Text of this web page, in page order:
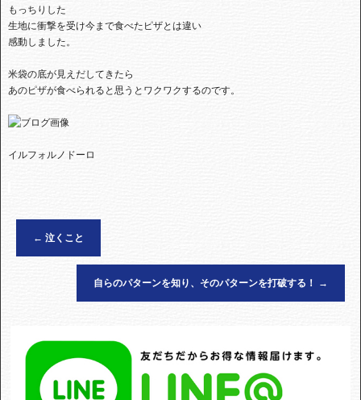
もっちりした
生地に衝撃を受け今まで食べたピザとは違い
感動しました。
米袋の底が見えだしてきたら
あのピザが食べられると思うとワクワクするのです。
イルフォルノドーロ
← 泣くこと
自らのパターンを知り、そのパターンを打破する！ →